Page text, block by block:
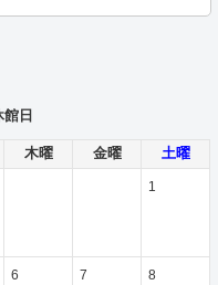
日
木曜 金曜 土曜
1
6 7 8